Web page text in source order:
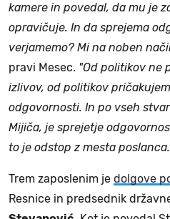
kamere in povedal, da mu je
opravičuje. In da sprejema
verjamemo? Mi na noben
pravi Mesec. "Od politikov ne
izlivov, od politikov
odgovornosti. In po vseh
Mijiča, je sprejetje
to je odstop z mesta
Trem zaposlenim je dolgove
Resnice in predsednik